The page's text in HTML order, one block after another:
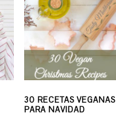
30 RECETAS VEGANAS
PARA NAVIDAD